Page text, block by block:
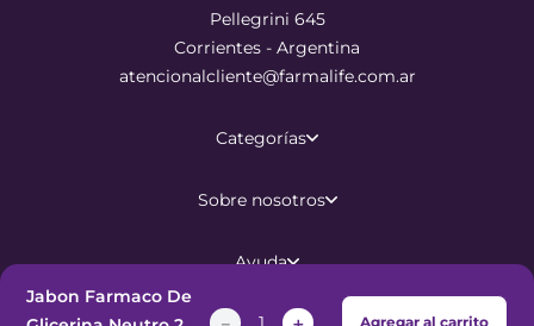
Jabon Farmaco De
Agregar al carrito
Pellegrini 645
Corrientes - Argentina
atencionalcliente@farmalife.com.ar
Categorías
Sobre nosotros
Ayuda